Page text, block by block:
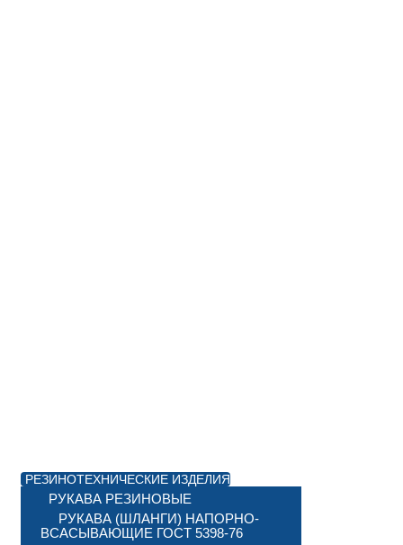
РЕЗИНОТЕХНИЧЕСКИЕ ИЗДЕЛИЯ
РУКАВА РЕЗИНОВЫЕ
РУКАВА (ШЛАНГИ) НАПОРНО-
ВСАСЫВАЮЩИЕ ГОСТ 5398-76